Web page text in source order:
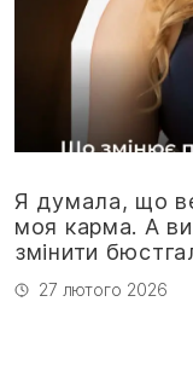
Я думала, що
моя карма. А
змінити
27 лютого 2026